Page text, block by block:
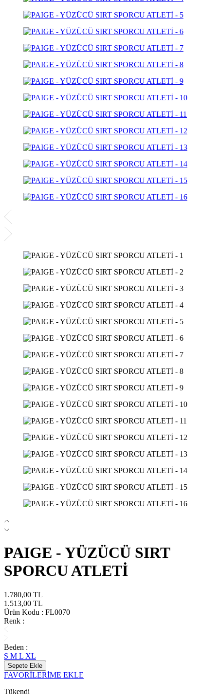
PAIGE - YÜZÜCÜ SIRT
SPORCU ATLETİ
1.780,00 TL
1.513,00 TL
Ürün Kodu : FL0070
Renk :
Beden :
S M L XL
Sepete Ekle
FAVORİLERİME EKLE
Tükendi